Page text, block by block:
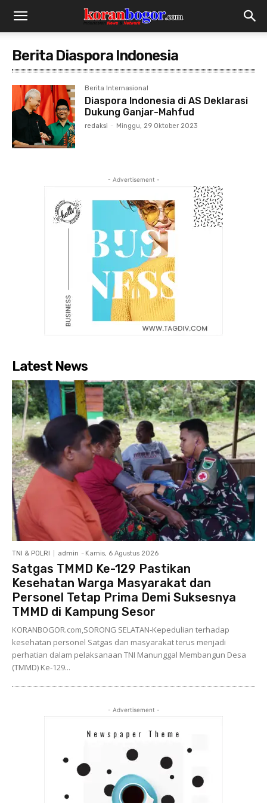
Berita Diaspora Indonesia
Berita Internasional
Diaspora Indonesia di AS Deklarasi
Dukung Ganjar-Mahfud
redaksi - Minggu, 29 Oktober 2023
- Advertisement -
Latest News
TNI & POLRI admin - Kamis, 6 Agustus 2026
Satgas TMMD Ke-129 Pastikan
Kesehatan Warga Masyarakat dan
Personel Tetap Prima Demi Suksesnya
TMMD di Kampung Sesor
KORANBOGOR.com,SORONG SELATAN-Kepedulian terhadap
kesehatan personel Satgas dan masyarakat terus menjadi
perhatian dalam pelaksanaan TNI Manunggal Membangun Desa
(TMMD) Ke-129...
- Advertisement -